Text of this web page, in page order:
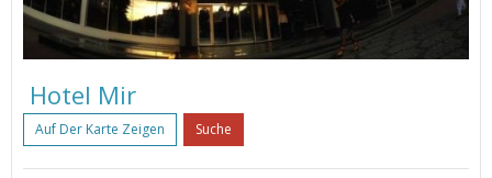
Hotel Mir
Auf Der Karte Zeigen Suche